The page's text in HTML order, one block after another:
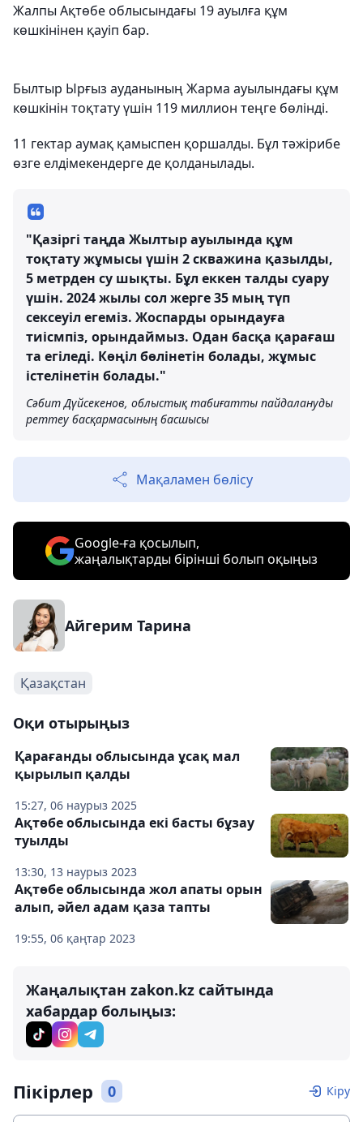
Жалпы Ақтөбе облысындағы 19 ауылға құм
көшкінінен қауіп бар.
Былтыр Ырғыз ауданының Жарма ауылындағы құм
көшкінін тоқтату үшін 119 миллион теңге бөлінді.
11 гектар аумақ қамыспен қоршалды. Бұл тәжірибе
өзге елдімекендерге де қолданылады.
"Қазіргі таңда Жылтыр ауылында құм
тоқтату жұмысы үшін 2 скважина қазылды,
5 метрден су шықты. Бұл еккен талды суару
үшін. 2024 жылы сол жерге 35 мың түп
сексеуіл егеміз. Жоспарды орындауға
тиісмпіз, орындаймыз. Одан басқа қарағаш
та егіледі. Көңіл бөлінетін болады, жұмыс
істелінетін болады."
Сәбит Дүйсекенов, облыстық табиғатты пайдалануды
реттеу басқармасының басшысы
Мақаламен бөлісу
Google-ға қосылып,
жаңалықтарды бірінші болып оқыңыз
Айгерим Тарина
Қазақстан
Оқи отырыңыз
15:27, 06 наурыз 2025
Қарағанды облысында ұсақ мал
қырылып қалды
13:30, 13 наурыз 2023
Ақтөбе облысында екі басты бұзау
туылды
19:55, 06 қаңтар 2023
Ақтөбе облысында жол апаты орын
алып, әйел адам қаза тапты
Жаңалықтан zakon.kz сайтында
хабардар болыңыз:
Пікірлер 0 Кіру